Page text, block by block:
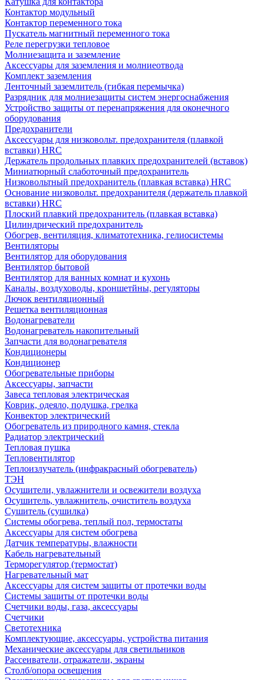
Контактор модульный
Контактор переменного тока
Пускатель магнитный переменного тока
Реле перегрузки тепловое
Молниезащита и заземление
Аксессуары для заземления и молниеотвода
Комплект заземления
Ленточный заземлитель (гибкая перемычка)
Разрядник для молниезащиты систем энергоснабжения
Устройство защиты от перенапряжения для оконечного
оборудования
Предохранители
Аксессуары для низковольт. предохранителя (плавкой
вставки) HRC
Держатель продольных плавких предохранителей (вставок)
Миниатюрный слаботочный предохранитель
Низковольтный предохранитель (плавкая вставка) HRC
Основание низковольт. предохранителя (держатель плавкой
вставки) HRC
Плоский плавкий предохранитель (плавкая вставка)
Цилиндрический предохранитель
Обогрев, вентиляция, климатотехника, гелиосистемы
Вентиляторы
Вентилятор для оборудования
Вентилятор бытовой
Вентилятор для ванных комнат и кухонь
Каналы, воздуховоды, кроншетйны, регуляторы
Лючок вентиляционный
Решетка вентиляционная
Водонагреватели
Водонагреватель накопительный
Запчасти для водонагревателя
Кондиционеры
Кондиционер
Обогревательные приборы
Аксессуары, запчасти
Завеса тепловая электрическая
Коврик, одеяло, подушка, грелка
Конвектор электрический
Обогреватель из природного камня, стекла
Радиатор электрический
Тепловая пушка
Тепловентилятор
Теплоизлучатель (инфракрасный обогреватель)
ТЭН
Осушители, увлажнители и освежители воздуха
Осушитель, увлажнитель, очиститель воздуха
Сушитель (сушилка)
Системы обогрева, теплый пол, термостаты
Аксессуары для систем обогрева
Датчик температуры, влажности
Кабель нагревательный
Терморегулятор (термостат)
Нагревательный мат
Аксессуары для систем защиты от протечки воды
Системы защиты от протечки воды
Счетчики воды, газа, аксессуары
Счетчики
Светотехника
Комплектующие, аксессуары, устройства питания
Механические аксессуары для светильников
Рассеиватели, отражатели, экраны
Столб/опора освещения